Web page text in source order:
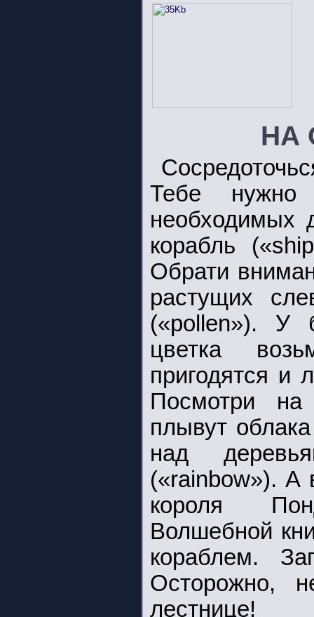
НА
Тебе нужно
необходимых
корабль
Обрати
растущих
(«pollen»). У
цветка
пригодятся и
Посмотри
плывут
над
(«rainbow»). А
короля
Волшебной
кораблем.
Осторожно,
лестнице!